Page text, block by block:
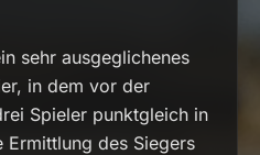
sehr ausgeglichenes
in dem vor der
Spieler punktgleich in
Ermittlung des Siegers